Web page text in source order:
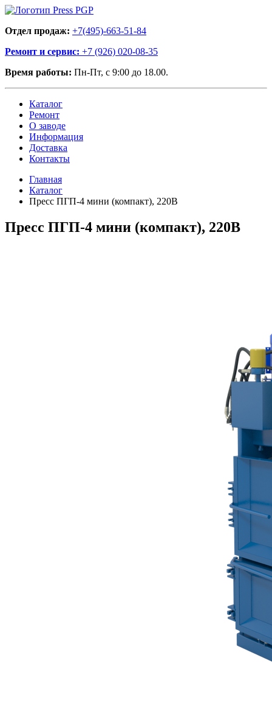
Отдел продаж: +7(495)-663-51-84
Ремонт и сервис: +7 (926) 020-08-35
Время работы: Пн-Пт, с 9:00 до 18.00.
Каталог
Ремонт
О заводе
Информация
Доставка
Контакты
Главная
Каталог
Пресс ПГП-4 мини (компакт), 220В
Пресс ПГП-4 мини (компакт), 220В